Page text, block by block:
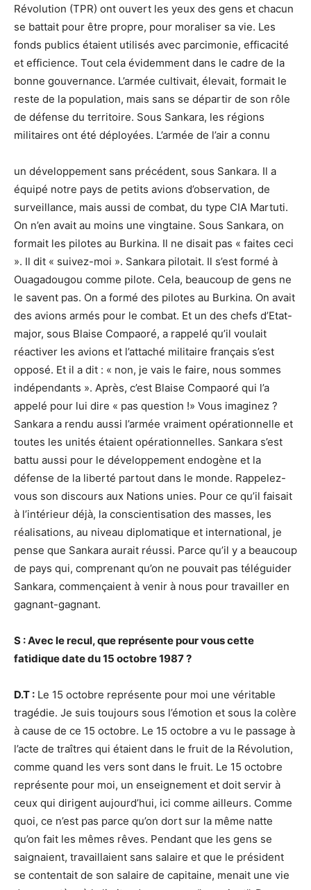
Révolution (TPR) ont ouvert les yeux des gens et chacun
se battait pour être propre, pour moraliser sa vie. Les
fonds publics étaient utilisés avec parcimonie, efficacité
et efficience. Tout cela évidemment dans le cadre de la
bonne gouvernance. L’armée cultivait, élevait, formait le
reste de la population, mais sans se départir de son rôle
de défense du territoire. Sous Sankara, les régions
militaires ont été déployées. L’armée de l’air a connu
un développement sans précédent, sous Sankara. Il a
équipé notre pays de petits avions d’observation, de
surveillance, mais aussi de combat, du type CIA Martuti.
On n’en avait au moins une vingtaine. Sous Sankara, on
formait les pilotes au Burkina. Il ne disait pas « faites ceci
». Il dit « suivez-moi ». Sankara pilotait. Il s’est formé à
Ouagadougou comme pilote. Cela, beaucoup de gens ne
le savent pas. On a formé des pilotes au Burkina. On avait
des avions armés pour le combat. Et un des chefs d’Etat-
major, sous Blaise Compaoré, a rappelé qu’il voulait
réactiver les avions et l’attaché militaire français s’est
opposé. Et il a dit : « non, je vais le faire, nous sommes
indépendants ». Après, c’est Blaise Compaoré qui l’a
appelé pour lui dire « pas question !» Vous imaginez ?
Sankara a rendu aussi l’armée vraiment opérationnelle et
toutes les unités étaient opérationnelles. Sankara s’est
battu aussi pour le développement endogène et la
défense de la liberté partout dans le monde. Rappelez-
vous son discours aux Nations unies. Pour ce qu’il faisait
à l’intérieur déjà, la conscientisation des masses, les
réalisations, au niveau diplomatique et international, je
pense que Sankara aurait réussi. Parce qu’il y a beaucoup
de pays qui, comprenant qu’on ne pouvait pas téléguider
Sankara, commençaient à venir à nous pour travailler en
gagnant-gagnant.
S : Avec le recul, que représente pour vous cette
fatidique date du 15 octobre 1987 ?
D.T : Le 15 octobre représente pour moi une véritable
tragédie. Je suis toujours sous l’émotion et sous la colère
à cause de ce 15 octobre. Le 15 octobre a vu le passage à
l’acte de traîtres qui étaient dans le fruit de la Révolution,
comme quand les vers sont dans le fruit. Le 15 octobre
représente pour moi, un enseignement et doit servir à
ceux qui dirigent aujourd’hui, ici comme ailleurs. Comme
quoi, ce n’est pas parce qu’on dort sur la même natte
qu’on fait les mêmes rêves. Pendant que les gens se
saignaient, travaillaient sans salaire et que le président
se contentait de son salaire de capitaine, menait une vie